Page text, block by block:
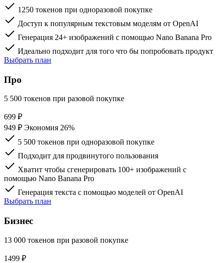
1250 токенов при одноразовой покупке
Доступ к популярным текстовым моделям от OpenAI
Генерация 24+ изображений с помощью Nano Banana Pro
Идеально подходит для того что бы попробовать продукт
Выбрать план
Про
5 500 токенов при разовой покупке
699 ₽
949 ₽ Экономия 26%
5 500 токенов при одноразовой покупке
Подходит для продвинутого пользования
Хватит чтобы сгенерировать 100+ изображений с
помощью Nano Banana Pro
Генерация текста с помощью моделей от OpenAI
Выбрать план
Бизнес
13 000 токенов при разовой покупке
1499 ₽